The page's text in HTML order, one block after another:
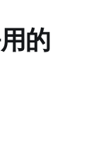
的